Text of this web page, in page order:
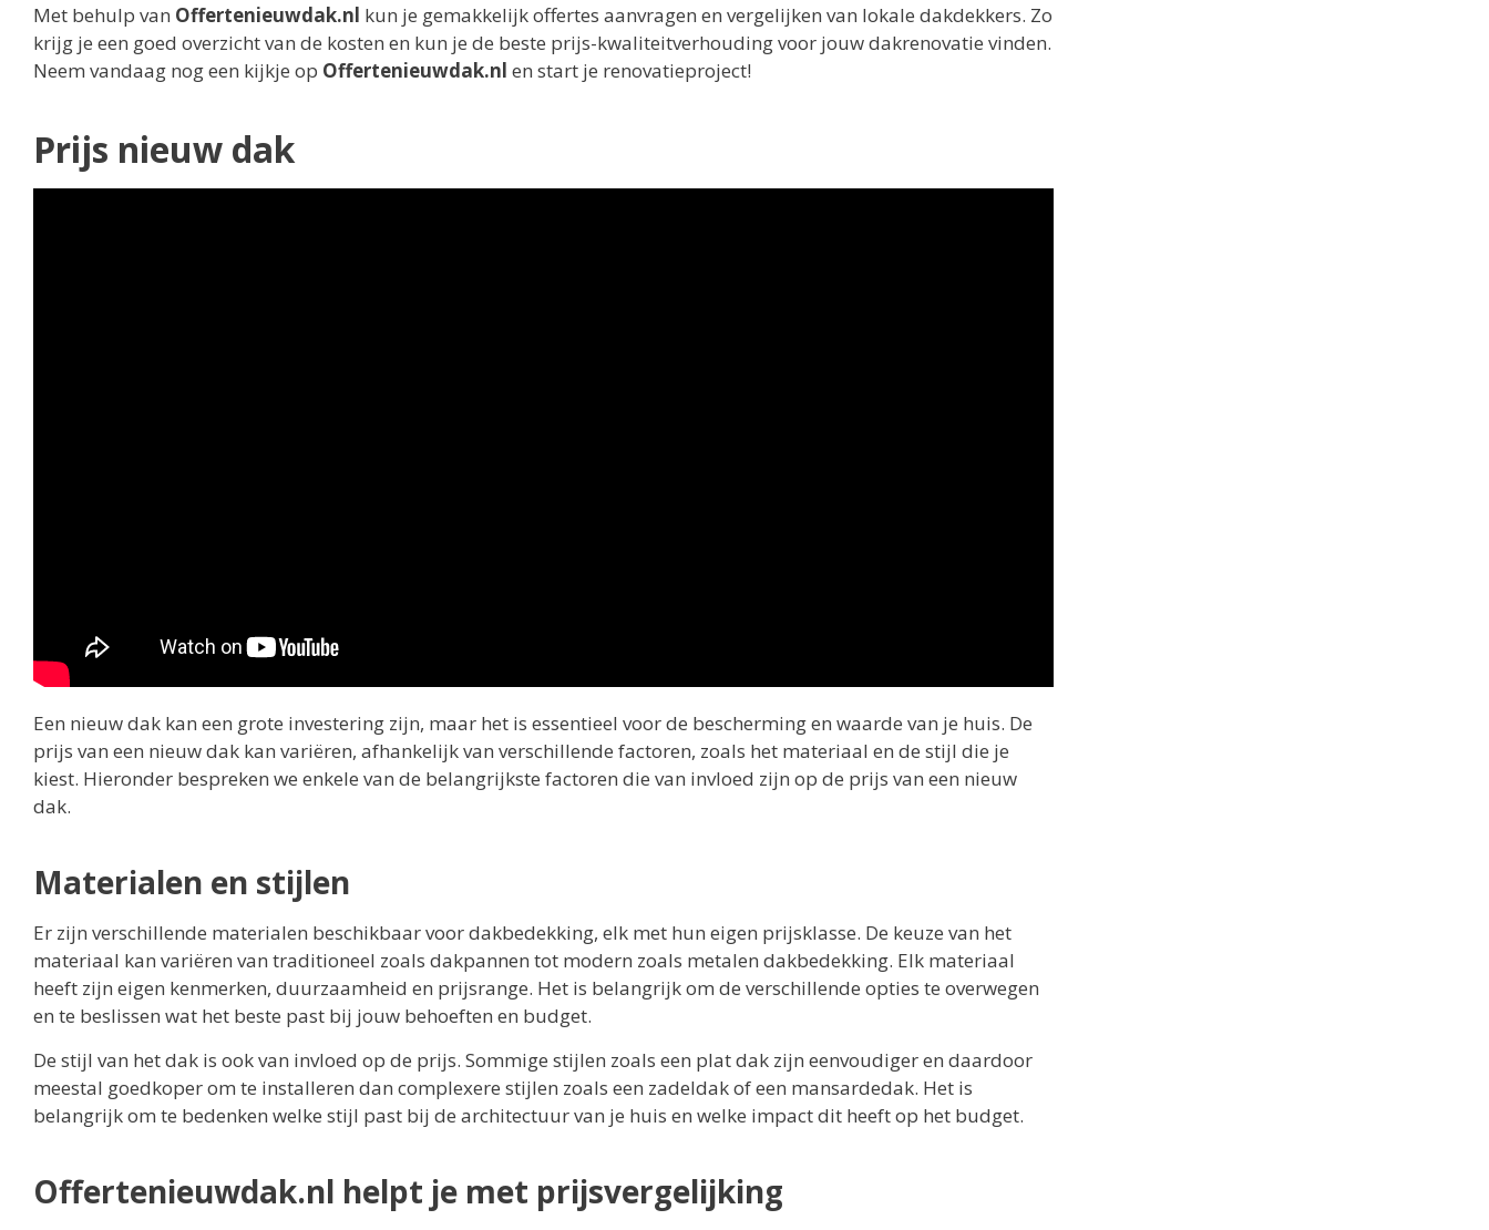
Met behulp van Offertenieuwdak.nl kun je gemakkelijk offertes aanvragen en vergelijken van lokale dakdekkers. Zo
krijg je een goed overzicht van de kosten en kun je de beste prijs-kwaliteitverhouding voor jouw dakrenovatie vinden.
Neem vandaag nog een kijkje op Offertenieuwdak.nl en start je renovatieproject!
Prijs nieuw dak
Een nieuw dak kan een grote investering zijn, maar het is essentieel voor de bescherming en waarde van je huis. De
prijs van een nieuw dak kan variëren, afhankelijk van verschillende factoren, zoals het materiaal en de stijl die je
kiest. Hieronder bespreken we enkele van de belangrijkste factoren die van invloed zijn op de prijs van een nieuw
dak.
Materialen en stijlen
Er zijn verschillende materialen beschikbaar voor dakbedekking, elk met hun eigen prijsklasse. De keuze van het
materiaal kan variëren van traditioneel zoals dakpannen tot modern zoals metalen dakbedekking. Elk materiaal
heeft zijn eigen kenmerken, duurzaamheid en prijsrange. Het is belangrijk om de verschillende opties te overwegen
en te beslissen wat het beste past bij jouw behoeften en budget.
De stijl van het dak is ook van invloed op de prijs. Sommige stijlen zoals een plat dak zijn eenvoudiger en daardoor
meestal goedkoper om te installeren dan complexere stijlen zoals een zadeldak of een mansardedak. Het is
belangrijk om te bedenken welke stijl past bij de architectuur van je huis en welke impact dit heeft op het budget.
Offertenieuwdak.nl helpt je met prijsvergelijking